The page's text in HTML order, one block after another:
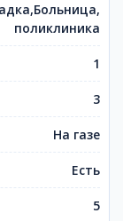
поликлиника
1
3
На газе
Есть
5